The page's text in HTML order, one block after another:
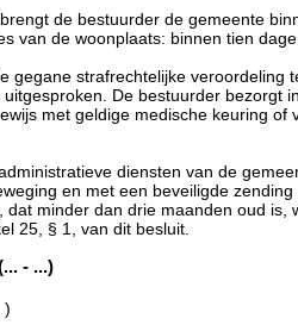
de bestuurder de gemeente
van de woonplaats: binnen tien
gegane strafrechtelijke
De bestuurder bezorgt
met geldige medische keuring
diensten van de
en met een beveiligde
dat minder dan drie maanden oud
25, § 1, van dit besluit.
- ...)
)